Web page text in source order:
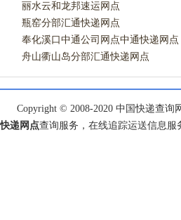
丽水云和龙邦速运网点
瓶窑分部汇通快递网点
奉化溪口中通公司网点中通快递网点
舟山衢山岛分部汇通快递网点
Copyright © 2008-2020 中国快递查询
递网点查询服务，在线追踪运送信息服